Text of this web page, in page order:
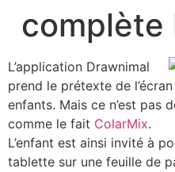
complète
L’application Drawnimal
prend le prétexte de
enfants. Mais ce n’est pas
comme le fait ColarMix.
L’enfant est ainsi invité à
tablette sur une feuille de